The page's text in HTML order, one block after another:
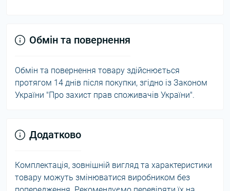
Обмін та повернення
Обмін та повернення товару здійснюється
протягом 14 днів після покупки, згідно із Законом
України "Про захист прав споживачів України".
Додатково
Комплектація, зовнішній вигляд та характеристики
товару можуть змінюватися виробником без